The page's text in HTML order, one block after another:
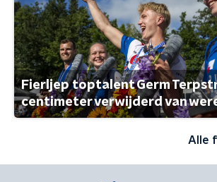
Fierljep toptalent Germ
centimeter verwijderd van
Alle